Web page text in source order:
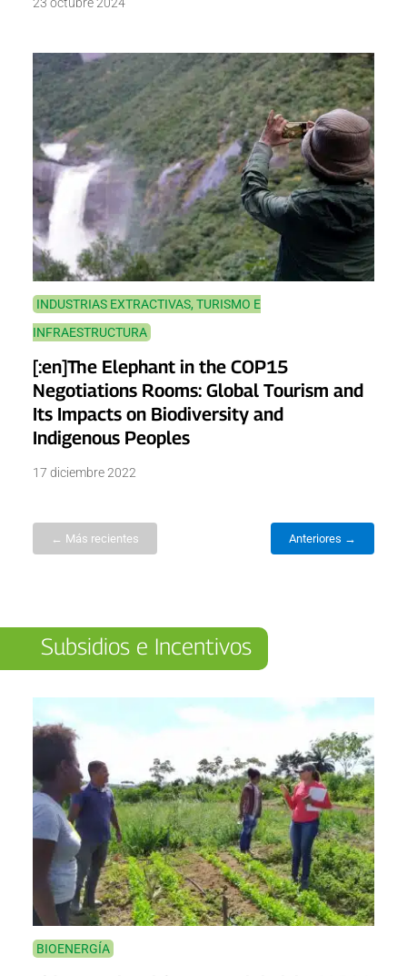
23 octubre 2024
INDUSTRIAS EXTRACTIVAS, TURISMO E
INFRAESTRUCTURA
[:en]The Elephant in the COP15
Negotiations Rooms: Global Tourism and
Its Impacts on Biodiversity and
Indigenous Peoples
17 diciembre 2022
← Más recientes Anteriores →
Subsidios e Incentivos
BIOENERGÍA